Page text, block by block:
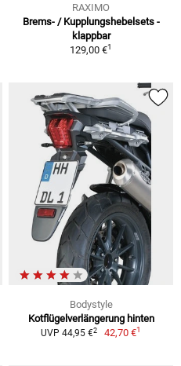
RAXIMO
Brems- / Kupplungshebelsets -
klappbar
129,00 €1
Bodystyle
Kotflügelverlängerung hinten
UVP 44,95 €2 42,70 €1